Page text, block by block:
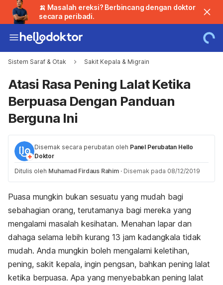
🍌 Masalah ereksi? Berbincang dengan doktor
secara peribadi.
Sistem Saraf & Otak Sakit Kepala & Migrain
Atasi Rasa Pening Lalat Ketika
Berpuasa Dengan Panduan
Berguna Ini
Disemak secara perubatan oleh Panel Perubatan Hello
Doktor
Ditulis oleh Muhamad Firdaus Rahim · Disemak pada 08/12/2019
Puasa mungkin bukan sesuatu yang mudah bagi
sebahagian orang, terutamanya bagi mereka yang
mengalami masalah kesihatan. Menahan lapar dan
dahaga selama lebih kurang 13 jam kadangkala tidak
mudah. Anda mungkin boleh mengalami keletihan,
pening, sakit kepala, ingin pengsan, bahkan pening lalat
ketika berpuasa. Apa yang menyebabkan pening lalat